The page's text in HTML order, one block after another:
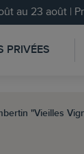
au 23 août |
PRIVÉES
"Vieilles